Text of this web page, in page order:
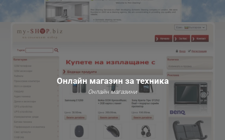
Онлайн магазин за техника
Онлайн магазини